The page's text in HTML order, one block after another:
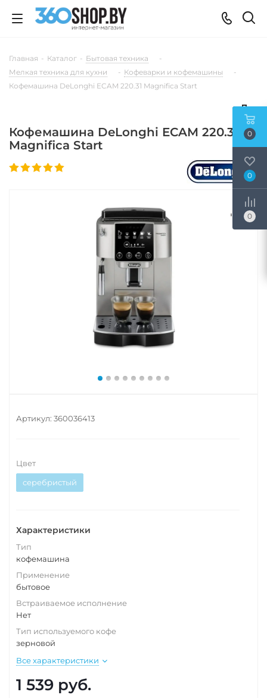
Главная - Каталог - Бытовая техника
-
Мелкая техника для кухни
- Кофеварки и кофемашины
-
Кофемашина DeLonghi ECAM 220.31 Magnifica Start
Кофемашина DeLonghi ECAM 220.31
Magnifica Start
Артикул: 360036413
Цвет
серебристый
Характеристики
Тип
кофемашина
Применение
бытовое
Встраиваемое исполнение
Нет
Тип используемого кофе
зерновой
Все характеристики
1 539 руб.
0
0
0